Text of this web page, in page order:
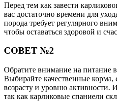
Перед тем как завести
вас достаточно времени для
порода требует регулярного
чтобы оставаться здоровой и
СОВЕТ №2
Обратите внимание на питание
Выбирайте качественные корма,
возрасту и уровню активности.
так как карликовые спаниели